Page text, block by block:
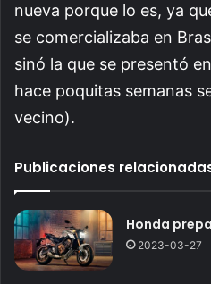
nueva porque lo es, ya
se comercializaba en
sinó la que se presentó
hace poquitas semanas
vecino).
Publicaciones
Honda
2023-03-27